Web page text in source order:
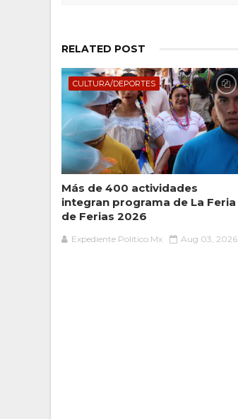
RELATED POST
CULTURA/DEPORTES
Más de 400 actividades
integran programa de La Feria
de Ferias 2026
Expediente Político.Mx Aug 03, 2026